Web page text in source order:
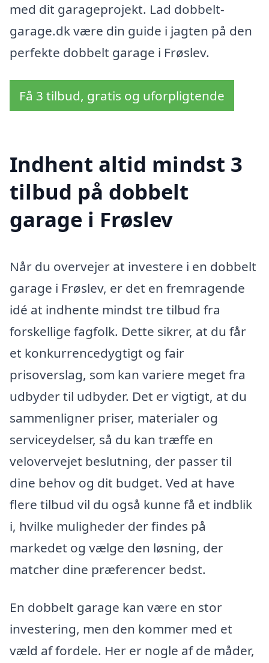
med dit garageprojekt. Lad dobbelt-
garage.dk være din guide i jagten på den
perfekte dobbelt garage i Frøslev.
Få 3 tilbud, gratis og uforpligtende
Indhent altid mindst 3
tilbud på dobbelt
garage i Frøslev
Når du overvejer at investere i en dobbelt
garage i Frøslev, er det en fremragende
idé at indhente mindst tre tilbud fra
forskellige fagfolk. Dette sikrer, at du får
et konkurrencedygtigt og fair
prisoverslag, som kan variere meget fra
udbyder til udbyder. Det er vigtigt, at du
sammenligner priser, materialer og
serviceydelser, så du kan træffe en
velovervejet beslutning, der passer til
dine behov og dit budget. Ved at have
flere tilbud vil du også kunne få et indblik
i, hvilke muligheder der findes på
markedet og vælge den løsning, der
matcher dine præferencer bedst.
En dobbelt garage kan være en stor
investering, men den kommer med et
væld af fordele. Her er nogle af de måder,